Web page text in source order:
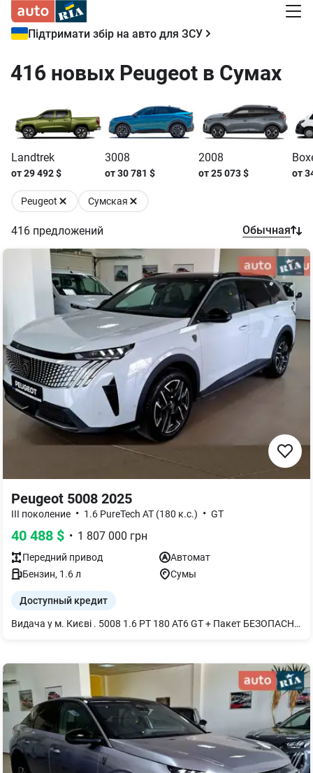
Підтримати збір на авто для ЗСУ
416 новых Peugeot в Сумах
Landtrek
от29 492$
3008
от30 781 $
2008
от25 073$ от
Peugeot Сумская
416 предложений Обычная
Peugeot 5008 2025
III поколение • 1.6 PureTech AT (180 к.с.) • GT
40 488 $ • 1 807 000 грн
Передний привод
Автомат
Бензин, 1.6л Сумы
Доступный кредит
Видача у м. Києві . 5008 1.6 PT 180 AT6 GT + Пакет БЕЗОПАСНОСТЬ GT ПЛЮС